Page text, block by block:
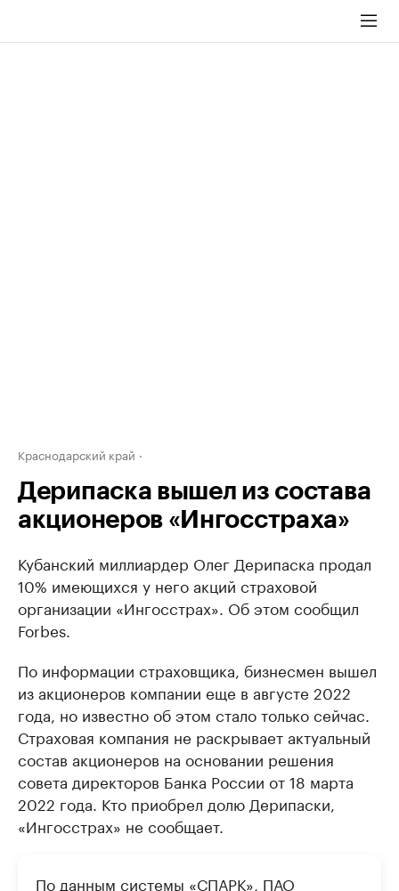
Краснодарский край
Дерипаска вышел из состава
акционеров «Ингосстраха»
Кубанский миллиардер Олег Дерипаска продал
10% имеющихся у него акций страховой
организации «Ингосстрах». Об этом сообщил
Forbes.
По информации страховщика, бизнесмен вышел
из акционеров компании еще в августе 2022
года, но известно об этом стало только сейчас.
Страховая компания не раскрывает актуальный
состав акционеров на основании решения
совета директоров Банка России от 18 марта
2022 года. Кто приобрел долю Дерипаски,
«Ингосстрах» не сообщает.
По данным системы «СПАРК», ПАО